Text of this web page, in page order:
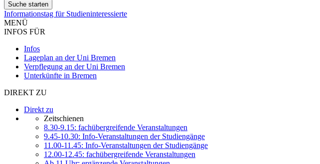
Informationstag für Studieninteressierte
MENÜ
INFOS FÜR
Infos
Lageplan an der Uni Bremen
Verpflegung an der Uni Bremen
Unterkünfte in Bremen
DIREKT ZU
Direkt zu
Zeitschienen
8.30-9.15: fachübergreifende Veranstaltungen
9.45-10.30: Info-Veranstaltungen der Studiengänge
11.00-11.45: Info-Veranstaltungen der Studiengänge
12.00-12.45: fachübergreifende Veranstaltungen